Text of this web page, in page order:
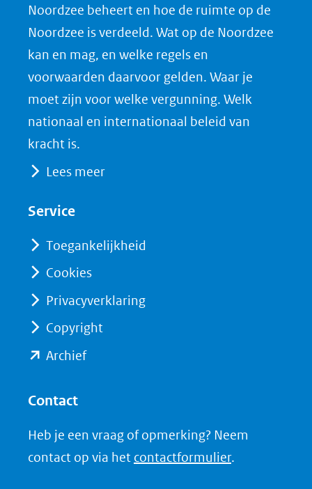
a
c
e
b
o
o
in
(verwijst
andere
website)
i
n
k
e
d
I
(verwijst
andere
(opent
in
nieuw
venster)
(verwijst
naar
P
D
F
Noordzee beheert en hoe de ruimte op de
Noordzee is verdeeld. Wat op de Noordzee
kan en mag, en welke regels en
voorwaarden daarvoor gelden. Waar je
moet zijn voor welke vergunning. Welk
nationaal en internationaal beleid van
kracht is.
Lees meer
Service
Toegankelijkheid
Cookies
Privacyverklaring
Copyright
Archief(opent
(verwijst
naar
Contact
Heb je een vraag of opmerking? Neem
contact op via het contactformulier.